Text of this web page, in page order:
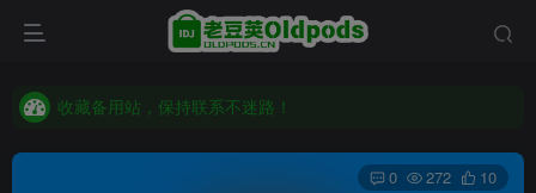
老豆荚 Oldpods版本：v10.3.0 泡芙
老豆荚 Oldpods版本：v10.3.0 泡芙
0 272 10